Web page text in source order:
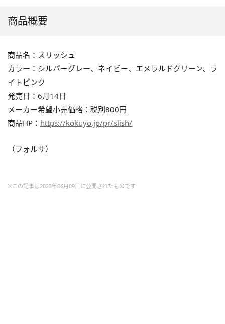
商品概要
商品名：スリッシュ
カラー：シルバーグレー、ネイビー、エメラルドグリーン、ラ
イトピンク
発売日：6月14日
メーカー希望小売価格：税別800円
商品HP： https://kokuyo.jp/pr/slish/
（フォルサ）
※この記事は2023年06月09日に公開されたものです